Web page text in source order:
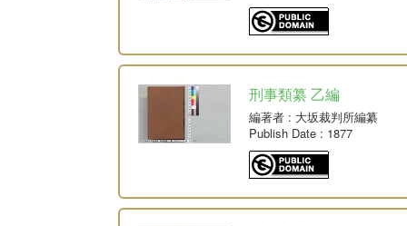
刑事類纂 乙編
編著者 : 大坂裁判所編纂
Publish Date : 1877